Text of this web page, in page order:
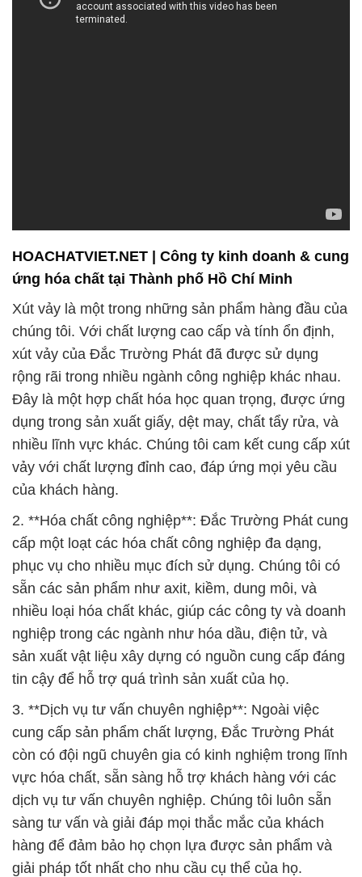
HOACHATVIET.NET | Công ty kinh doanh & cung
ứng hóa chất tại Thành phố Hồ Chí Minh
Xút vảy là một trong những sản phẩm hàng đầu của
chúng tôi. Với chất lượng cao cấp và tính ổn định,
xút vảy của Đắc Trường Phát đã được sử dụng
rộng rãi trong nhiều ngành công nghiệp khác nhau.
Đây là một hợp chất hóa học quan trọng, được ứng
dụng trong sản xuất giấy, dệt may, chất tẩy rửa, và
nhiều lĩnh vực khác. Chúng tôi cam kết cung cấp xút
vảy với chất lượng đỉnh cao, đáp ứng mọi yêu cầu
của khách hàng.
2. **Hóa chất công nghiệp**: Đắc Trường Phát cung
cấp một loạt các hóa chất công nghiệp đa dạng,
phục vụ cho nhiều mục đích sử dụng. Chúng tôi có
sẵn các sản phẩm như axit, kiềm, dung môi, và
nhiều loại hóa chất khác, giúp các công ty và doanh
nghiệp trong các ngành như hóa dầu, điện tử, và
sản xuất vật liệu xây dựng có nguồn cung cấp đáng
tin cậy để hỗ trợ quá trình sản xuất của họ.
3. **Dịch vụ tư vấn chuyên nghiệp**: Ngoài việc
cung cấp sản phẩm chất lượng, Đắc Trường Phát
còn có đội ngũ chuyên gia có kinh nghiệm trong lĩnh
vực hóa chất, sẵn sàng hỗ trợ khách hàng với các
dịch vụ tư vấn chuyên nghiệp. Chúng tôi luôn sẵn
sàng tư vấn và giải đáp mọi thắc mắc của khách
hàng để đảm bảo họ chọn lựa được sản phẩm và
giải pháp tốt nhất cho nhu cầu cụ thể của họ.